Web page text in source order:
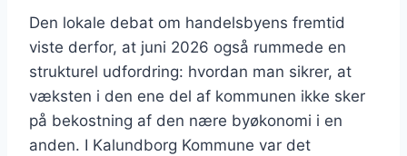
Den lokale debat om handelsbyens fremtid
viste derfor, at juni 2026 også rummede en
strukturel udfordring: hvordan man sikrer, at
væksten i den ene del af kommunen ikke sker
på bekostning af den nære byøkonomi i en
anden. I Kalundborg Kommune var det